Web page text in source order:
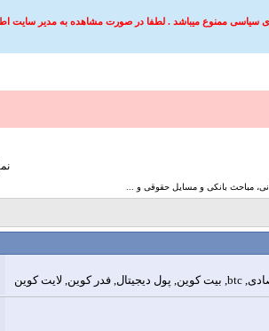
سیاسی ممنوع میباشد . لطفا در صورت مشاهده به مدیر سایت
مباحث بانکی و مسایل حقوقی و ...